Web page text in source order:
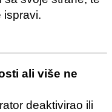
ispravi.
ali više ne
deaktivirao ili